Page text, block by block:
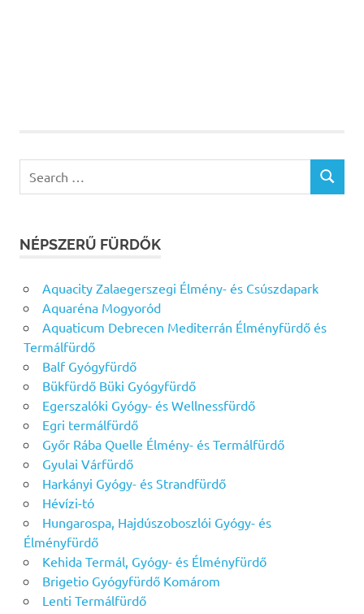
SEARCH
NÉPSZERŰ FÜRDŐK
Aquacity Zalaegerszegi Élmény- és Csúszdapark
Aquaréna Mogyoród
Aquaticum Debrecen Mediterrán Élményfürdő és
Termálfürdő
Balf Gyógyfürdő
Bükfürdő Büki Gyógyfürdő
Egerszalóki Gyógy- és Wellnessfürdő
Egri termálfürdő
Győr Rába Quelle Élmény- és Termálfürdő
Gyulai Várfürdő
Harkányi Gyógy- és Strandfürdő
Hévízi-tó
Hungarospa, Hajdúszoboszlói Gyógy- és
Élményfürdő
Kehida Termál, Gyógy- és Élményfürdő
Brigetio Gyógyfürdő Komárom
Lenti Termálfürdő